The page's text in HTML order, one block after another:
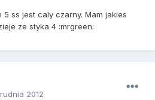
ss jest caly czarny. Mam jakies
ze styka 4 :mrgreen:
2012